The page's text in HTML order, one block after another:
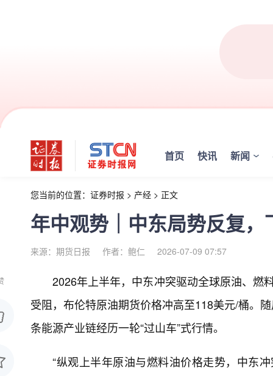
首页 快讯 新闻
您当前的位置： 证券时报 > 产经 > 正文
年中观势｜中东局势反复
来源：期货日报 作者：鲍仁 2026-07-09 07:57
2026年上半年，中东冲突驱动全球原油、燃
受阻，布伦特原油期货价格冲高至118美元/桶。
条能源产业链经历一轮“过山车”式行情。
“纵观上半年原油与燃料油价格走势，中东